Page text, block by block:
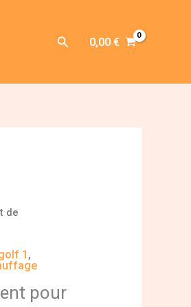
Rechercher
0,00 €
de
1 ,
pour